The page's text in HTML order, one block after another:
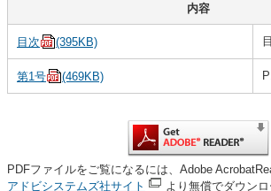
内容
目次 (395KB)
第1号 (469KB)
PDFファイルをご覧になるには、Adobe
アドビシステムズ社サイト
より無償でダウンロ